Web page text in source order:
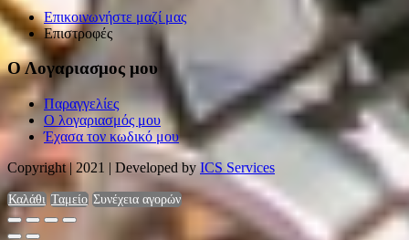
Επικοινωνήστε μαζί μας
Επιστροφές
Ο Λογαριασμος μου
Παραγγελίες
Ο λογαριασμός μου
Έχασα τον κωδικό μου
Copyright | 2021 | Developed by ICS Services
Καλάθι Ταμείο Συνέχεια αγορών